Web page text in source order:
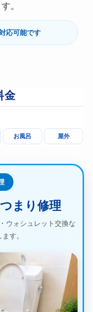
。
応可能です
金
お風呂 屋外
まり修理
ウォシュレット交換な
す。